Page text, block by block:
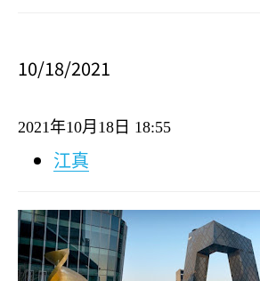
10/18/2021
2021年10月 18 日 18:55
江真